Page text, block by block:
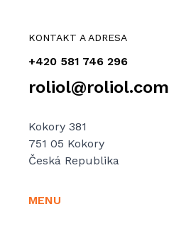
KONTAKT A ADRESA
+420 581 746 296
roliol@roliol.com
Kokory 381
751 05 Kokory
Česká Republika
MENU